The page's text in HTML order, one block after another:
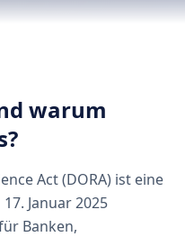
warum
Act (DORA) ist eine
Januar 2025
Banken,